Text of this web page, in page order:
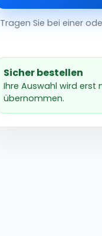
Tragen Sie bei einer
Sicher bestellen
Ihre Auswahl wird erst
übernommen.